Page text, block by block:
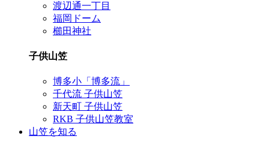
渡辺通一丁目
福岡ドーム
櫛田神社
子供山笠
博多小「博多流」
千代流 子供山笠
新天町 子供山笠
RKB 子供山笠教室
山笠を知る